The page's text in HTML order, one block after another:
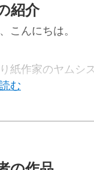
紹介
こんにちは。
紙作家のヤムシ